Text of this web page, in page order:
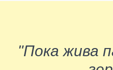
"Пока жива